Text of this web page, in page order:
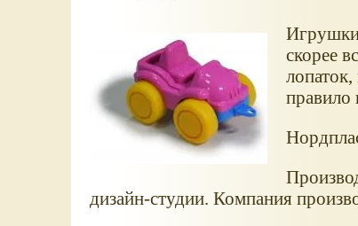
скорее
правило
дизайн-студии. Компания